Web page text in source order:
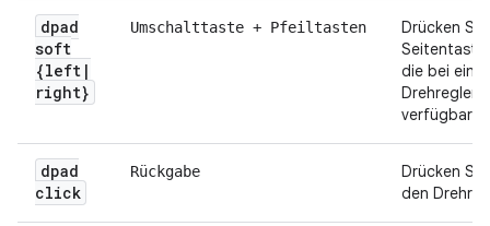
dpad
soft
{left |
right}
Umschalttaste + Pfeiltasten
Drücken
die bei
Drehreglern
verfügbar
dpad
click
Rückgabe
Drücken Sie
den